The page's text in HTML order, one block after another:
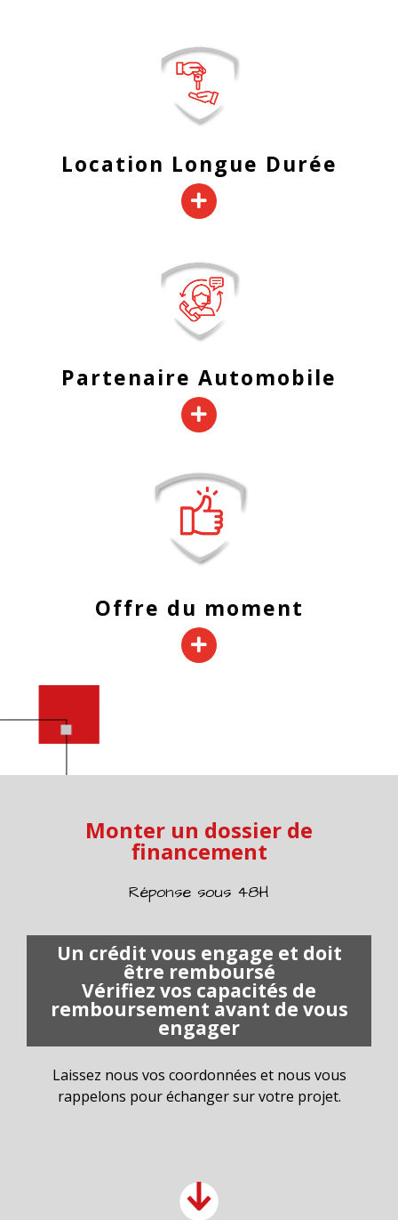
Location Longue Durée
Partenaire Automobile
Offre du moment
Monter un dossier de
financement
Réponse sous 48H
Un crédit vous engage et doit
être remboursé
Vérifiez vos capacités de
remboursement avant de vous
engager
Laissez nous vos coordonnées et nous vous
rappelons pour échanger sur votre projet.